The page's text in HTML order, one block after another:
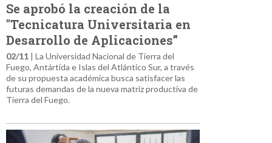
Se aprobó la creación de la
"Tecnicatura Universitaria en
Desarrollo de Aplicaciones”
02/11 | La Universidad Nacional de Tierra del
Fuego, Antártida e Islas del Atlántico Sur, a través
de su propuesta académica busca satisfacer las
futuras demandas de la nueva matriz productiva de
Tierra del Fuego.